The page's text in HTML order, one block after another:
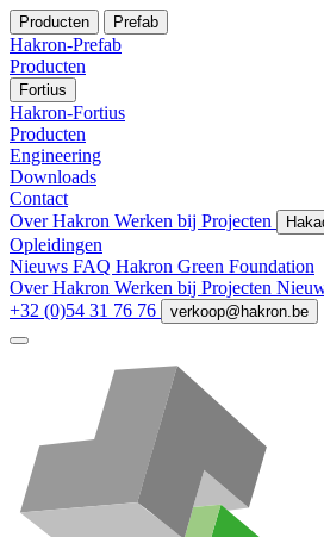
Producten Prefab
Hakron-Prefab
Producten
Fortius
Hakron-Fortius
Producten
Engineering
Downloads
Contact
Over Hakron Werken bij Projecten
Opleidingen
Nieuws FAQ Hakron Green Foundation
Over Hakron Werken bij Projecten
+32 (0)54 31 76 76
verkoop@hakron.be